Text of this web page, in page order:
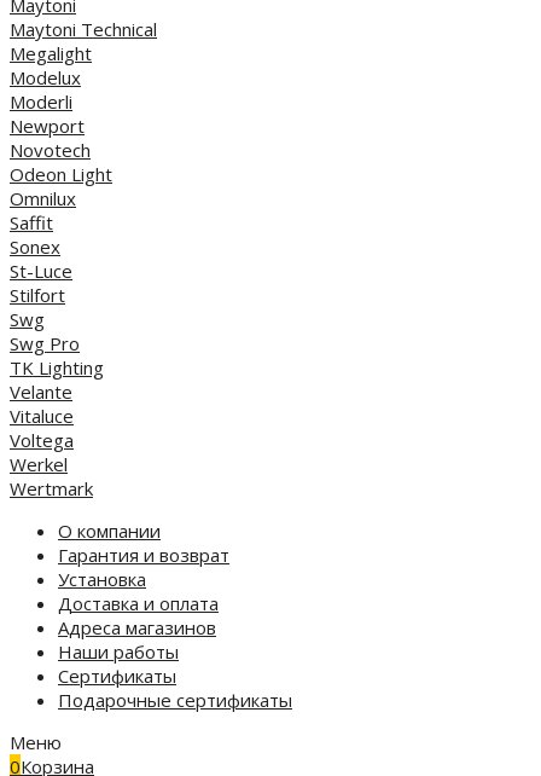
Maytoni Technical
Megalight
Modelux
Moderli
Newport
Novotech
Odeon Light
Omnilux
Saffit
Sonex
St-Luce
Stilfort
Swg
Swg Pro
TK Lighting
Velante
Vitaluce
Voltega
Werkel
Wertmark
О компании
Гарантия и возврат
Установка
Доставка и оплата
Адреса магазинов
Наши работы
Сертификаты
Подарочные сертификаты
Меню
0Корзина